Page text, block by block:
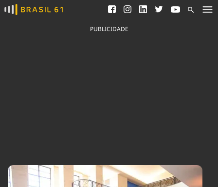
Ver todas as notícias
Saneamento
Indicadores
Agronegócios
Comportamento
Meio Ambiente
PUBLICIDADE